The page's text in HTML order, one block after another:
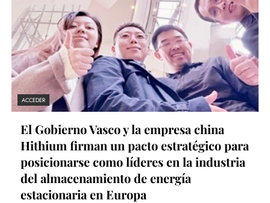
ACCEDER
El Gobierno Vasco y la empresa china
Hithium firman un pacto estratégico para
posicionarse como líderes en la industria
del almacenamiento de energía
estacionaria en Europa